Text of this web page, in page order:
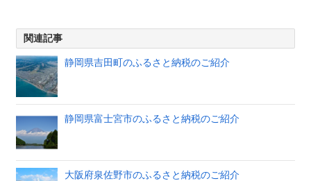
関連記事
静岡県吉田町のふるさと納税のご紹介
静岡県富士宮市のふるさと納税のご紹介
大阪府泉佐野市のふるさと納税のご紹介